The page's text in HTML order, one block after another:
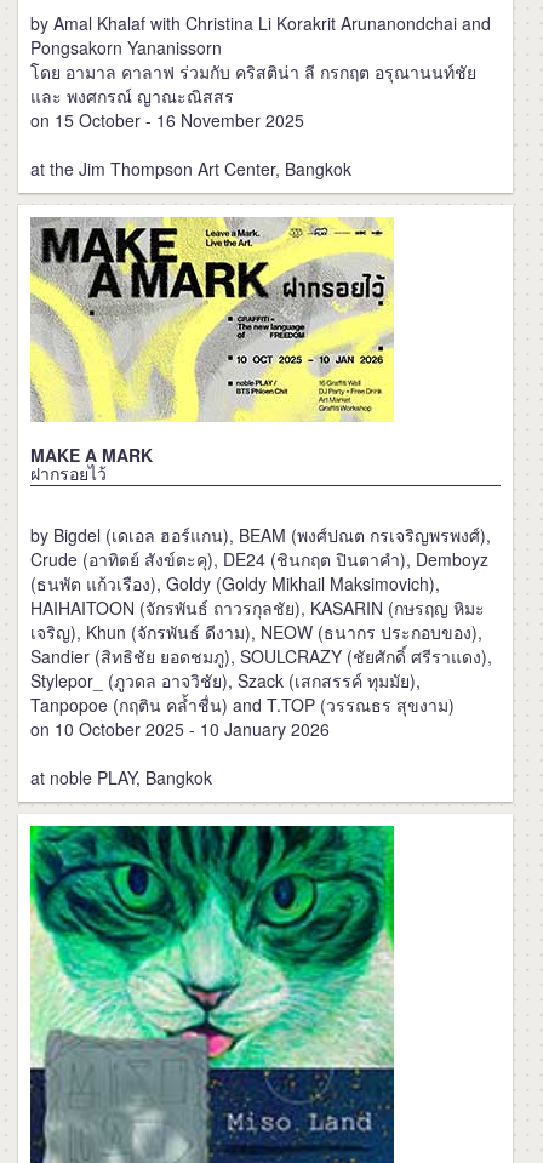
by Amal Khalaf with Christina Li Korakrit Arunanondchai and
Pongsakorn Yananissorn
โดย อามาล คาลาฟ ร่วมกับ คริสติน่า ลี กรกฤต อรุณานนท์ชัย
และ พงศกรณ์ ญาณะณิสสร
on 15 October - 16 November 2025
at the Jim Thompson Art Center, Bangkok
MAKE A MARK
ฝากรอยไว้
by Bigdel (เดเอล ฮอร์แกน), BEAM (พงศ์ปณต กรเจริญพรพงศ์),
Crude (อาทิตย์ สังข์ตะคุ), DE24 (ชินกฤต ปินตาคำ), Demboyz
(ธนพัต แก้วเรือง), Goldy (Goldy Mikhail Maksimovich),
HAIHAITOON (จักรพันธ์ ถาวรกุลชัย), KASARIN (กษรฤญ หิมะ
เจริญ), Khun (จักรพันธ์ ดีงาม), NEOW (ธนากร ประกอบของ),
Sandier (สิทธิชัย ยอดชมภู), SOULCRAZY (ชัยศักดิ์ ศรีราแดง),
Stylepor_ (ภูวดล อาจวิชัย), Szack (เสกสรรค์ ทุมมัย),
Tanpopoe (กฤติน คล้ำชื่น) and T.TOP (วรรณธร สุขงาม)
on 10 October 2025 - 10 January 2026
at noble PLAY, Bangkok